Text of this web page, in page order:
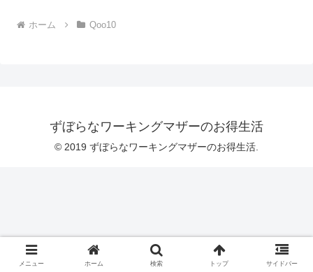
ホーム Qoo10
ずぼらなワーキングマザーのお得生活
© 2019 ずぼらなワーキングマザーのお得生活.
メニュー ホーム 検索 トップ サイドバー